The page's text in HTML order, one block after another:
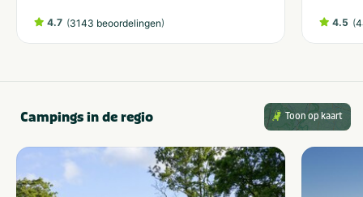
4.7 (3143 beoordelingen) 4.5 (
Campings in de regio Toon op kaart